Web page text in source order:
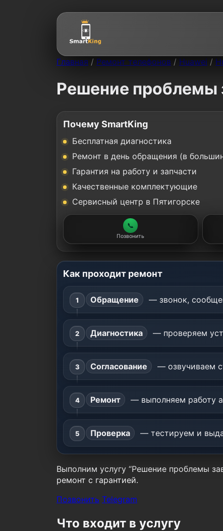
Главная / Ремонт телефонов / Huawei /
Решение проблемы
Почему SmartKing
Бесплатная диагностика
Ремонт в день обращения (в
Гарантия на работу и запчасти
Качественные комплектующие
Сервисный центр в Пятигорске
📞
Позвонить
Как проходит ремонт
Обращение — звонок,
Диагностика — проверяем
Согласование — озвучиваем
Ремонт — выполняем работу
Проверка — тестируем и
Выполним услугу “Решение проблемы
ремонт с гарантией.
Позвонить Telegram
Что входит в услугу